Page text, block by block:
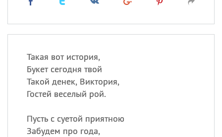
Такая вот история,
Букет сегодня твой
Такой денек, Виктория,
Гостей веселый рой.
Пусть с суетой приятною
Забудем про года,